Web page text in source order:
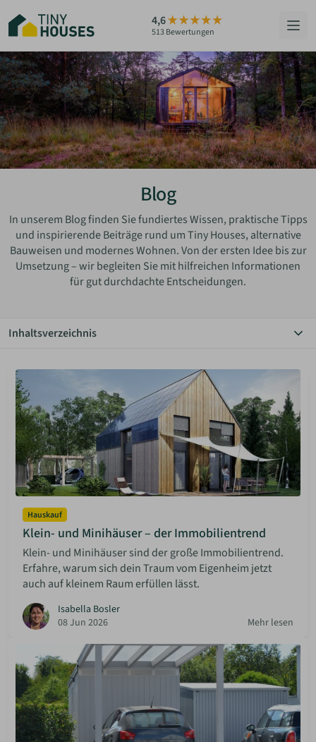
Hauptinhalt
springen
4,6
513 Bewertungen
HÄUSER
BERATUNG
GRUNDSTÜCKE
ÜBER UNS
ZUM HAUS-FINDER
MERKLISTE
Blog
In unserem Blog finden Sie fundiertes Wissen, praktische Tipps
und inspirierende Beiträge rund um Tiny Houses, alternative
Bauweisen und modernes Wohnen. Von der ersten Idee bis zur
Umsetzung – wir begleiten Sie mit hilfreichen Informationen
für gut durchdachte Entscheidungen.
Inhaltsverzeichnis
Autarkie
Bauen Diy
Community
Einrichtung
Grundstücke
Haus & Garten
Hauskauf
Inspiration
Mieten & Vermieten
Minimalismus
Rechtliches
Solaranlagen
Sparen
Hauskauf
Klein- und Minihäuser – der Immobilientrend
Klein- und Minihäuser sind der große Immobilientrend.
Erfahre, warum sich dein Traum vom Eigenheim jetzt
auch auf kleinem Raum erfüllen lässt.
Isabella Bosler
08 Jun 2026
Mehr lesen